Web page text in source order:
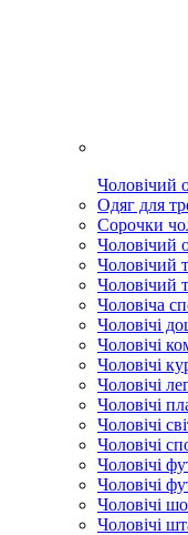
Чоловічий
Одяг для
Сорочки
Чоловічий
Чоловічий
Чоловічий
Чоловіча
Чоловічі
Чоловічі
Чоловічі
Чоловічі
Чоловічі
Чоловічі
Чоловічі
Чоловічі
Чоловічі
Чоловічі
Чоловічі